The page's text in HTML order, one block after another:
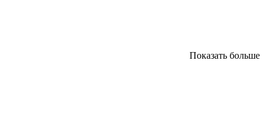
Показать больше